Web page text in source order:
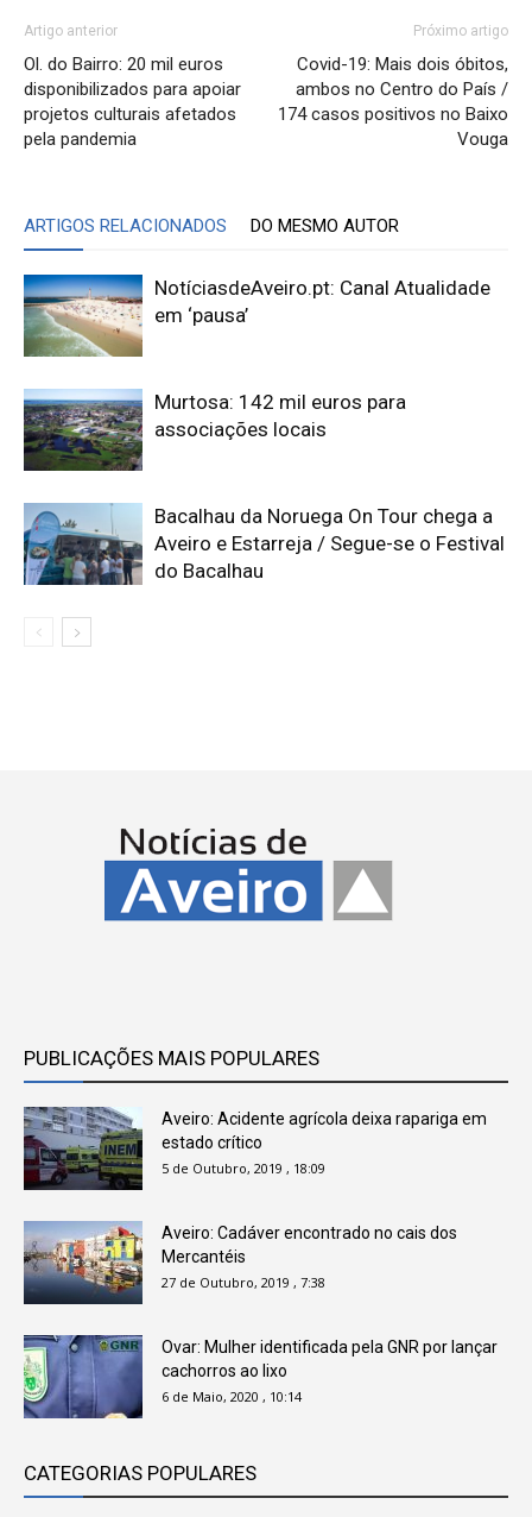
Artigo anterior
Ol. do Bairro: 20 mil euros
disponibilizados para apoiar
projetos culturais afetados
pela pandemia
Próximo artigo
Covid-19: Mais dois óbitos,
ambos no Centro do País /
174 casos positivos no Baixo
Vouga
ARTIGOS RELACIONADOS DO MESMO AUTOR
NotíciasdeAveiro.pt: Canal Atualidade
em ‘pausa’
Murtosa: 142 mil euros para
associações locais
Bacalhau da Noruega On Tour chega a
Aveiro e Estarreja / Segue-se o Festival
do Bacalhau
PUBLICAÇÕES MAIS POPULARES
Aveiro: Acidente agrícola deixa rapariga em
estado crítico
5 de Outubro, 2019 , 18:09
Aveiro: Cadáver encontrado no cais dos
Mercantéis
27 de Outubro, 2019 , 7:38
Ovar: Mulher identificada pela GNR por lançar
cachorros ao lixo
6 de Maio, 2020 , 10:14
CATEGORIAS POPULARES